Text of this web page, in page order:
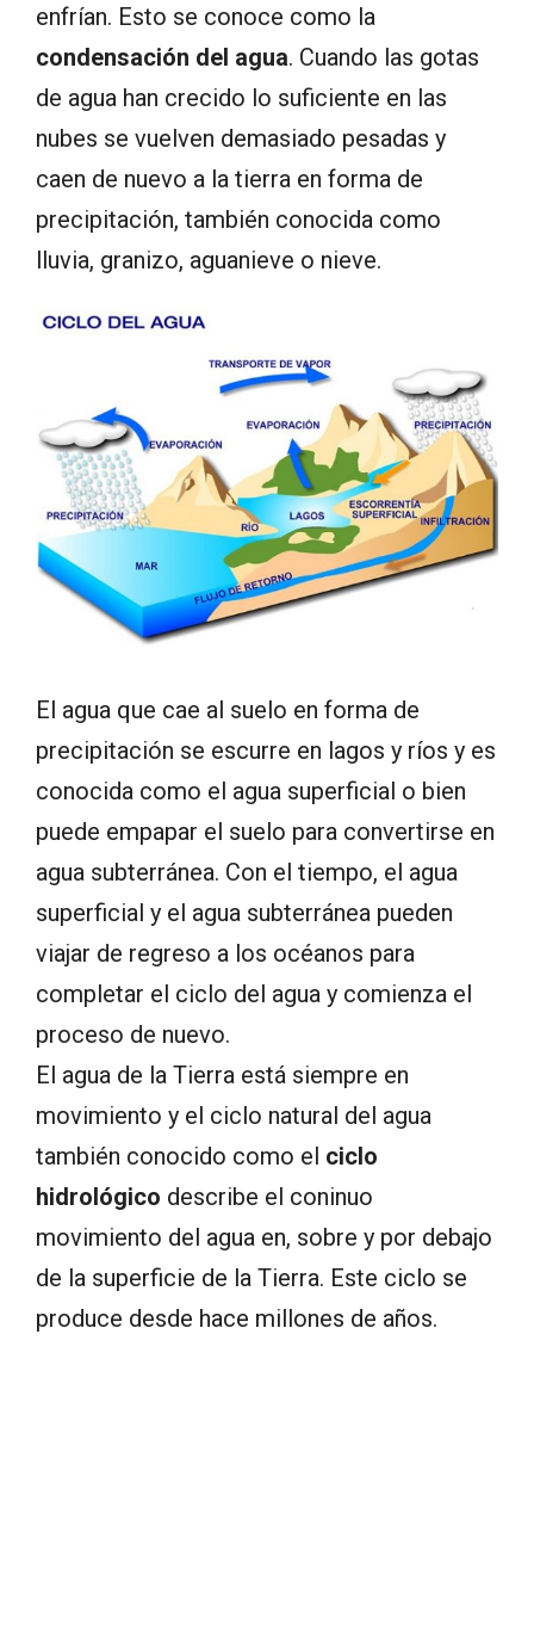
enfrían. Esto se conoce como la
condensación del agua. Cuando las gotas
de agua han crecido lo suficiente en las
nubes se vuelven demasiado pesadas y
caen de nuevo a la tierra en forma de
precipitación, también conocida como
lluvia, granizo, aguanieve o nieve.
El agua que cae al suelo en forma de
precipitación se escurre en lagos y ríos y es
conocida como el agua superficial o bien
puede empapar el suelo para convertirse en
agua subterránea. Con el tiempo, el agua
superficial y el agua subterránea pueden
viajar de regreso a los océanos para
completar el ciclo del agua y comienza el
proceso de nuevo.
El agua de la Tierra está siempre en
movimiento y el ciclo natural del agua
también conocido como el ciclo
hidrológico describe el coninuo
movimiento del agua en, sobre y por debajo
de la superficie de la Tierra. Este ciclo se
produce desde hace millones de años.